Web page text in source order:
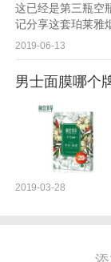
这已经是第三瓶空
记分享这套珀莱雅
用心得，不少仙女
么便宜？能放心...
2019-06-13
男士面膜哪个
2019-03-28